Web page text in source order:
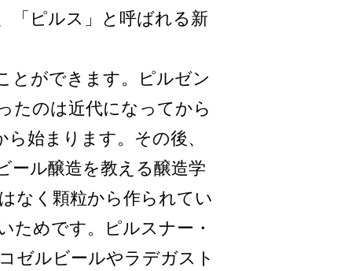
「ピルス」と呼ばれる新
とができま­す。ピルゼン
たのは近代になって­から
始まります。その後、
ール醸造を教える醸造学
なく顆粒から作られてい
ためです。­ピルスナー・
ゼルビールやラデガス­ト